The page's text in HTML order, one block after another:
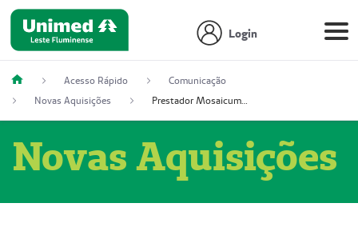
Login
Acesso Rápido
Comunicação
Novas Aquisições
Prestador Mosaicum Espaço Clínico Eireli (51004355-5)
Novas Aquisições